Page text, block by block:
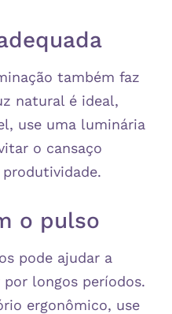
também faz
natural é ideal,
use uma luminária
o cansaço
o pulso
pode ajudar a
longos períodos.
ergonômico, use